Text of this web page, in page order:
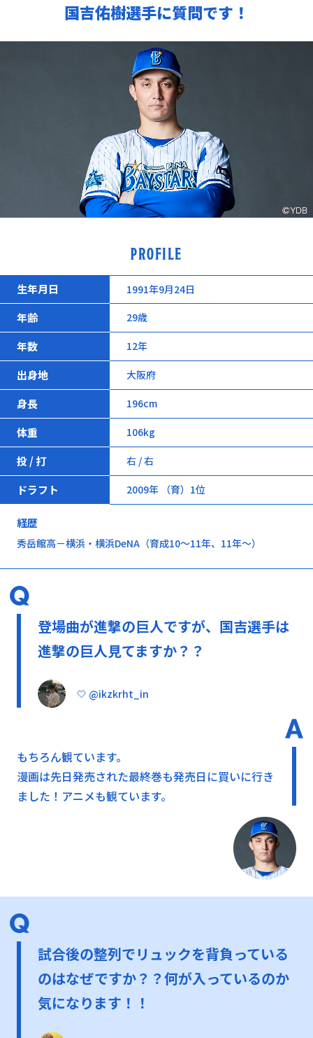
国吉佑樹選手に質問です！
PROFILE
生年月日 1991年9月24日
年齢 29歳
年数 12年
出身地 大阪府
身長 196cm
体重 106kg
投 / 打 右 / 右
ドラフト 2009年 （育）1位
経歴
秀岳館高－横浜・横浜DeNA（育成10～11年、11年～）
登場曲が進撃の巨人ですが、国吉選手は
進撃の巨人見てますか？？
🤍 @ikzkrht_in
もちろん観ています。
漫画は先日発売された最終巻も発売日に買いに行き
ました！アニメも観ています。
試合後の整列でリュックを背負っている
のはなぜですか？？何が入っているのか
気になります！！